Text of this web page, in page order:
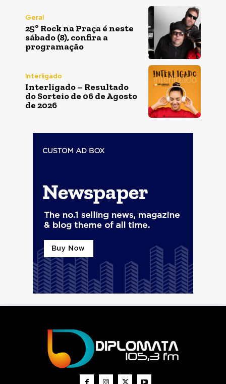
Geral
25º Rock na Praça é neste
sábado (8), confira a
programação
Interligado
Interligado – Resultado
do Sorteio de 06 de Agosto
de 2026